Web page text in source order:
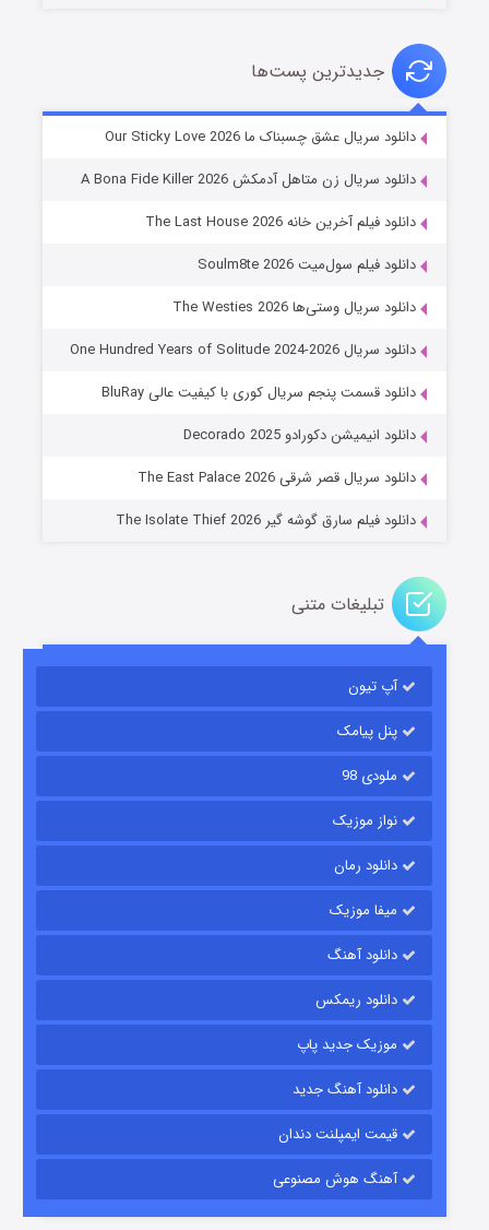
شوهر
عملیات آپارتمان
قسمت۲ (زیرنویس) منتشر شد
قسمت
جدیدترین پست‌ها
دانلود سریال عشق چسبناک ما Our Sticky Love 2026
دانلود سریال زن متاهل آدمکش A Bona Fide Killer 2026
دانلود فیلم آخرین خانه The Last House 2026
دانلود فیلم سول‌میت Soulm8te 2026
دانلود سریال وستی‌ها The Westies 2026
دانلود سریال One Hundred Years of Solitude 2024-2026
دانلود قسمت پنجم سریال کوری با کیفیت عالی BluRay
دانلود انیمیشن دکورادو Decorado 2025
دانلود سریال قصر شرقی The East Palace 2026
دانلود فیلم سارق گوشه گیر The Isolate Thief 2026
تبلیغات متنی
آپ تیون
پنل پیامک
ملودی 98
نواز موزیک
دانلود رمان
میفا موزیک
دانلود آهنگ
دانلود ریمکس
موزیک جدید پاپ
دانلود آهنگ جدید
قیمت ایمپلنت دندان
آهنگ هوش مصنوعی